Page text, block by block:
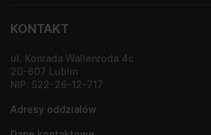
KONTAKT
ul. Konrada Wallenroda 4c
20-607 Lublin
NIP: 522-26-12-717
Adresy oddziałów